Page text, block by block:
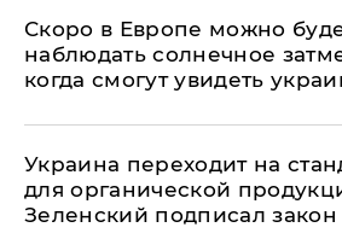
Скоро в Европе можно
наблюдать солнечное
когда смогут увидеть
Украина переходит на
для органической
Зеленский подписал закон